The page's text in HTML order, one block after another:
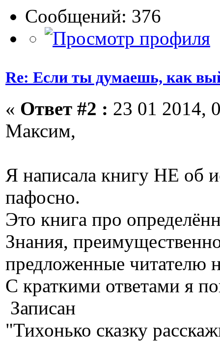
Сообщений: 376
Re: Если ты думаешь, как
« Ответ #2 : 23 01 2014,
Максим,
Я написала книгу НЕ об
пафосно.
Это книга про
Знания,
предложенные читателю
С краткими ответами я
Записан
"Тихонько сказку